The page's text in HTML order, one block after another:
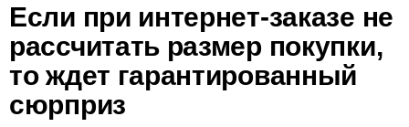
Если при интернет-заказе не
рассчитать размер покупки,
то ждет гарантированный
сюрприз